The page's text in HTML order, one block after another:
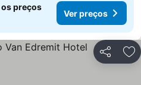
os preços
Ver preços
Partilhar